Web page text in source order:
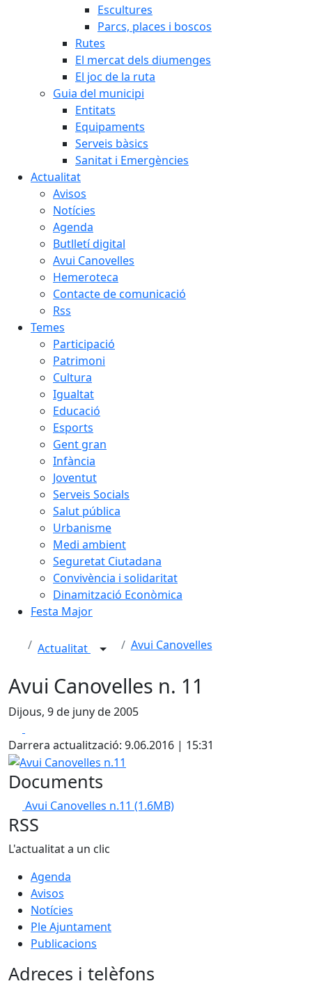
Escultures
Parcs, places i boscos
Rutes
El mercat dels diumenges
El joc de la ruta
Guia del municipi
Entitats
Equipaments
Serveis bàsics
Sanitat i Emergències
Actualitat
Avisos
Notícies
Agenda
Butlletí digital
Avui Canovelles
Hemeroteca
Contacte de comunicació
Rss
Temes
Participació
Patrimoni
Cultura
Igualtat
Educació
Esports
Gent gran
Infància
Joventut
Serveis Socials
Salut pública
Urbanisme
Medi ambient
Seguretat Ciutadana
Convivència i solidaritat
Dinamització Econòmica
Festa Major
Actualitat Avui Canovelles
Avui Canovelles n. 11
Dijous, 9 de juny de 2005
Darrera actualització: 9.06.2016 | 15:31
Avui Canovelles n.11
Documents
Avui Canovelles n.11 (1.6MB)
RSS
L'actualitat a un clic
Agenda
Avisos
Notícies
Ple Ajuntament
Publicacions
Adreces i telèfons